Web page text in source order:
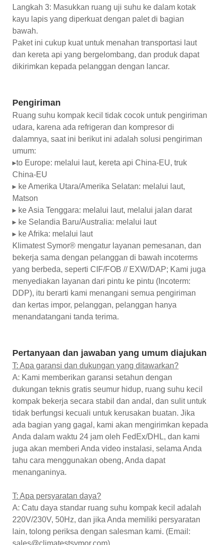
Langkah 3: Masukkan ruang uji suhu ke dalam kotak
kayu lapis yang diperkuat dengan palet di bagian
bawah.
Paket ini cukup kuat untuk menahan transportasi laut
dan kereta api yang bergelombang, dan produk dapat
dikirimkan kepada pelanggan dengan lancar.
Pengiriman
Ruang suhu kompak kecil tidak cocok untuk pengiriman
udara, karena ada refrigeran dan kompresor di
dalamnya, saat ini berikut ini adalah solusi pengiriman
umum:
▸to Europe: melalui laut, kereta api China-EU, truk
China-EU
▸ ke Amerika Utara/Amerika Selatan: melalui laut,
Matson
▸ ke Asia Tenggara: melalui laut, melalui jalan darat
▸ ke Selandia Baru/Australia: melalui laut
▸ ke Afrika: melalui laut
Klimatest Symor® mengatur layanan pemesanan, dan
bekerja sama dengan pelanggan di bawah incoterms
yang berbeda, seperti CIF/FOB // EXW/DAP; Kami juga
menyediakan layanan dari pintu ke pintu (Incoterm:
DDP), itu berarti kami menangani semua pengiriman
dan kertas impor, pelanggan, pelanggan hanya
menandatangani tanda terima.
Pertanyaan dan jawaban yang umum diajukan
T: Apa garansi dan dukungan yang ditawarkan?
A: Kami memberikan garansi setahun dengan
dukungan teknis gratis seumur hidup, ruang suhu kecil
kompak bekerja secara stabil dan andal, dan sulit untuk
tidak berfungsi kecuali untuk kerusakan buatan. Jika
ada bagian yang gagal, kami akan mengirimkan kepada
Anda dalam waktu 24 jam oleh FedEx/DHL, dan kami
juga akan memberi Anda video instalasi, selama Anda
tahu cara menggunakan obeng, Anda dapat
menanganinya.
T: Apa persyaratan daya?
A: Catu daya standar ruang suhu kompak kecil adalah
220V/230V, 50Hz, dan jika Anda memiliki persyaratan
lain, tolong periksa dengan salesman kami. (Email:
sales@climatestsymor.com)